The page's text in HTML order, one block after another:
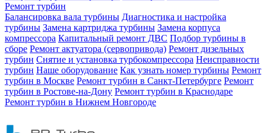
Ремонт турбин
Балансировка вала турбины Диагностика и настройка
турбины Замена картриджа турбины Замена корпуса
компрессора Капитальный ремонт ДВС Подбор турбины в
сборе Ремонт актуатора (сервопривода) Ремонт дизельных
турбин Снятие и установка турбокомпрессора Неисправности
турбин Наше оборудование Как узнать номер турбины Ремонт
турбин в Москве Ремонт турбин в Санкт-Петербурге Ремонт
турбин в Ростове-на-Дону Ремонт турбин в Краснодаре
Ремонт турбин в Нижнем Новгороде